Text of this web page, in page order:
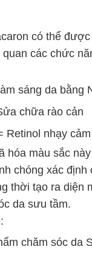
có thể
các chức
sáng da bằng
chữa rào cản
Retinol nhạy cảm
hóa màu sắc
chóng xác định
thời tạo ra diện
da sưu tầm.
chăm sóc da